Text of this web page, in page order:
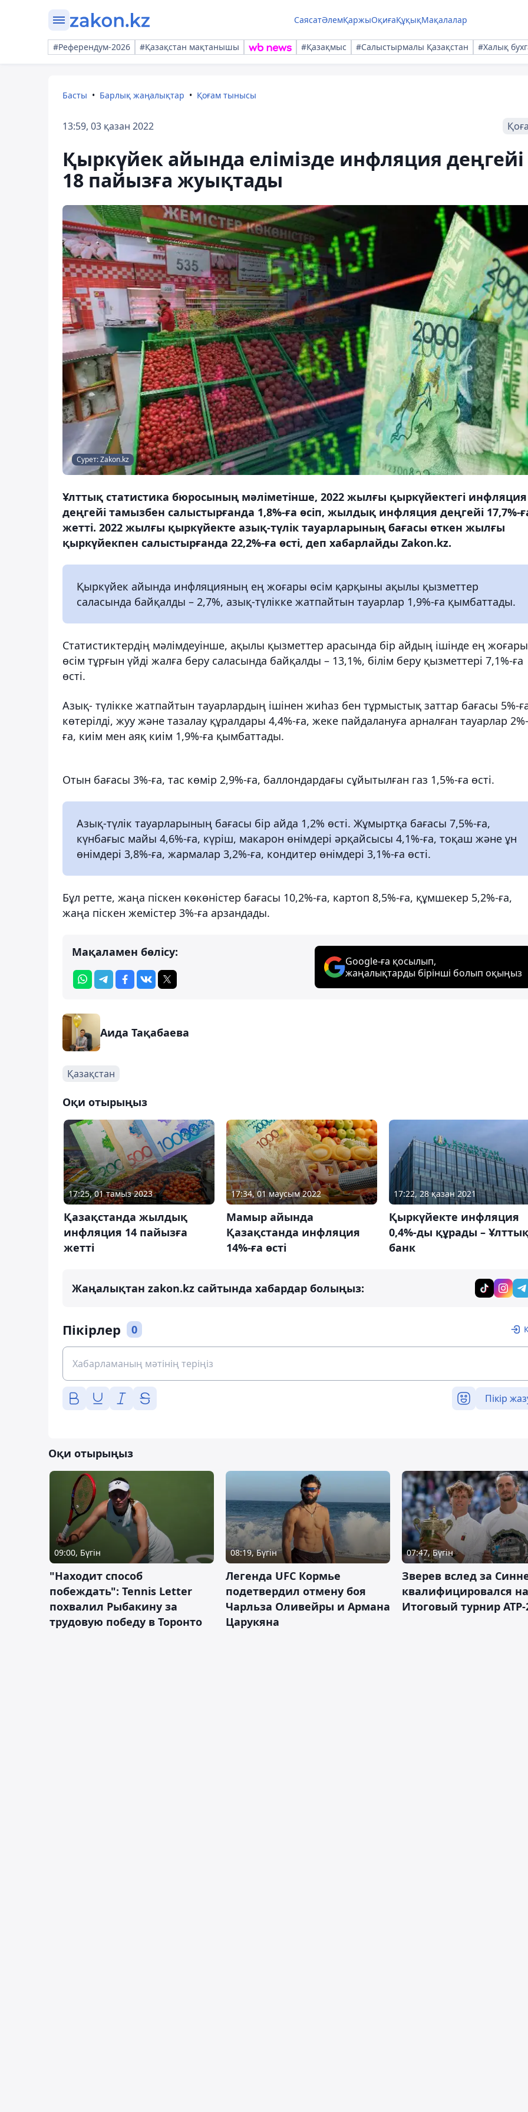
СаясатӘлемҚаржыОқиғаҚұқықМақалалар
#Референдум-2026 #Қазақстан мақтанышы #Қазақмыс #Салыстырмалы Қазақстан #Халық
Басты Барлық жаңалықтар Қоғам тынысы
13:59, 03 қазан 2022
Қыркүйек айында елімізде инфляция деңгейі
18 пайызға жуықтады
Сурет: Zakon.kz
Ұлттық статистика бюросының мәліметінше, 2022 жылғы қыркүйектегі инфляция
деңгейі тамызбен салыстырғанда 1,8%-ға өсіп, жылдық инфляция деңгейі 17,7%-
жетті. 2022 жылғы қыркүйекте азық-түлік тауарларының бағасы өткен жылғы
қыркүйекпен салыстырғанда 22,2%-ға өсті, деп хабарлайды Zakon.kz.
Қыркүйек айында инфляцияның ең жоғары өсім қарқыны ақылы қызметтер
саласында байқалды – 2,7%, азық-түлікке жатпайтын тауарлар 1,9%-ға қымбаттады.
Статистиктердің мәлімдеуінше, ақылы қызметтер арасында бір айдың ішінде ең жоғары
өсім тұрғын үйді жалға беру саласында байқалды – 13,1%, білім беру қызметтері 7,1%-ға
өсті.
Азық- түлікке жатпайтын тауарлардың ішінен жиһаз бен тұрмыстық заттар бағасы 5%-
көтерілді, жуу және тазалау құралдары 4,4%-ға, жеке пайдалануға арналған тауарлар 2%-
ға, киім мен аяқ киім 1,9%-ға қымбаттады.
Отын бағасы 3%-ға, тас көмір 2,9%-ға, баллондардағы сұйытылған газ 1,5%-ға өсті.
Азық-түлік тауарларының бағасы бір айда 1,2% өсті. Жұмыртқа бағасы 7,5%-ға,
күнбағыс майы 4,6%-ға, күріш, макарон өнімдері әрқайсысы 4,1%-ға, тоқаш және ұн
өнімдері 3,8%-ға, жармалар 3,2%-ға, кондитер өнімдері 3,1%-ға өсті.
Бұл ретте, жаңа піскен көкөністер бағасы 10,2%-ға, картоп 8,5%-ға, құмшекер 5,2%-ға,
жаңа піскен жемістер 3%-ға арзандады.
Мақаламен бөлісу:
Google-ға қосылып,
жаңалықтарды бірінші болып оқыңыз
Аида Тақабаева
Қазақстан
Оқи отырыңыз
17:25, 01 тамыз 2023
Қазақстанда жылдық
инфляция 14 пайызға
жетті
17:34, 01 маусым 2022
Мамыр айында
Қазақстанда инфляция
14%-ға өсті
17:22, 28 қазан 2021
Қыркүйекте инфляция
0,4%-ды құрады –
банк
Жаңалықтан zakon.kz сайтында хабардар болыңыз:
Пікірлер 0
Пікір
Оқи отырыңыз
09:00, Бүгін
"Находит способ
побеждать": Tennis Letter
похвалил Рыбакину за
трудовую победу в Торонто
08:19, Бүгін
Легенда UFC Кормье
подетвердил отмену боя
Чарльза Оливейры и Армана
Царукяна
07:47, Бүгін
Зверев вслед за
квалифицировался на
Итоговый турнир ATP-